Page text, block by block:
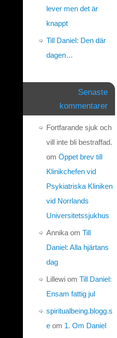
lever men det är
knappt
Till Daniel: Den där
dagen…
Senaste
kommentarer
Fortfarande sjuk och
vill inte bli bestraffad.
om Öppet brev till
Klinikchefen vid
Psykiatriska Kliniken
vid Norrlands
Universitetssjukhus
Annika om Till
Daniel: Alla hjärtans
dag
Lillewi om Till Daniel:
Ensam fattig jul
spiritualbeing.blogg.s
e om 1. Om Daniel